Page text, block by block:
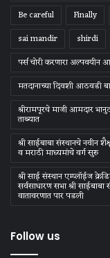
Be careful
Finally
sai mandir
shirdi
पर्स चोरी करणारा
मतदानाच्या दिवशी आठवडी
श्रीरामपूरचे माजी आमदार
ताब्यात
श्री साईबाबा संस्‍थानचे नवीन
व मराठी माध्‍यमांचे वर्ग सुरु
श्री साई संस्थान एम्प्लॉईज
सर्वसाधारण सभा श्री
वातावरणात पार पडली
Follow us